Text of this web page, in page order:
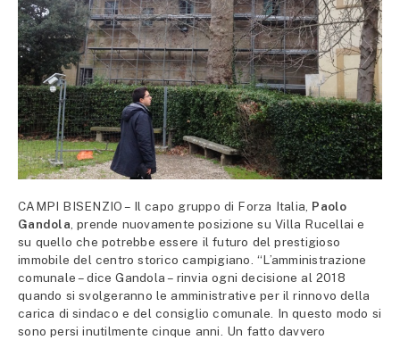
CAMPI BISENZIO – Il capo gruppo di Forza Italia, Paolo
Gandola , prende nuovamente posizione su Villa Rucellai e
su quello che potrebbe essere il futuro del prestigioso
immobile del centro storico campigiano. “L’amministrazione
comunale – dice Gandola – rinvia ogni decisione al 2018
quando si svolgeranno le amministrative per il rinnovo della
carica di sindaco e del consiglio comunale. In questo modo si
sono persi inutilmente cinque anni. Un fatto davvero